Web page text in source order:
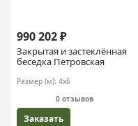
990 202 ₽
Закрытая и застеклённая
беседка Петровская
Размер (м): 4х6
0 отзывов
Заказать